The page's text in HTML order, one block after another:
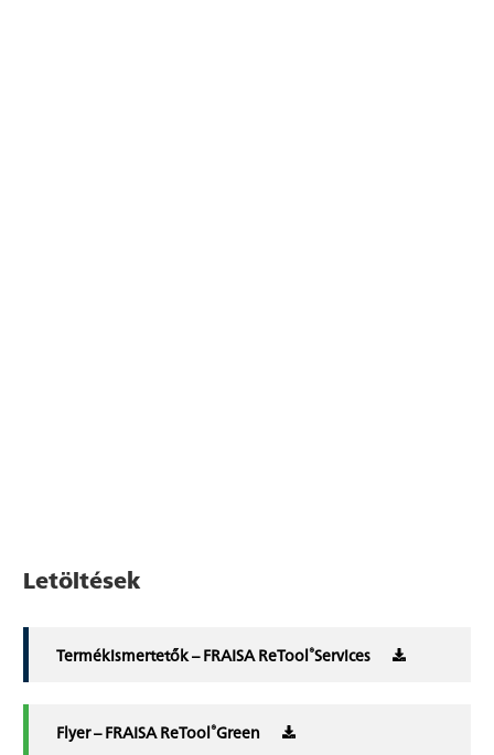
Letöltések
Termékismertetők – FRAISA ReTool®Services
Flyer – FRAISA ReTool®Green